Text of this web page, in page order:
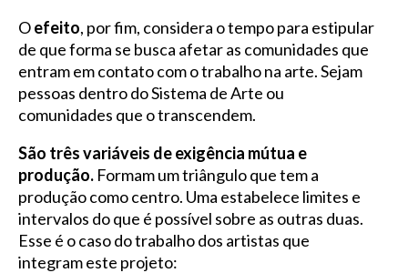
Oefeito, por fim, considera o tempo para estipular
de que forma se busca afetar as comunidades que
entram em contato com o trabalho na arte. Sejam
pessoas dentro do Sistema de Arte ou
comunidades que o transcendem.
São três variáveis de exigência mútua e
produção. Formam um triângulo que tem a
produção como centro. Uma estabelece limites e
intervalos do que é possível sobre as outras duas.
Esse é o caso do trabalho dos artistas que
integram este projeto: